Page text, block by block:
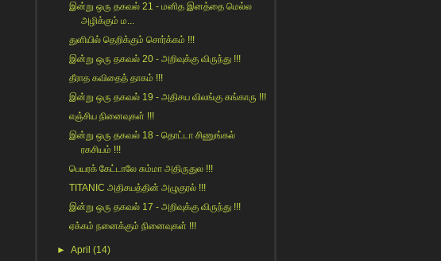
இன்று ஒரு தகவல் 21 - மனித இனத்தை மெல்ல
அழிக்கும் ம...
துளியில் தெறிக்கும் சொர்க்கம் !!!
இன்று ஒரு தகவல் 20 - அறிவுக்கு விருந்து !!!
தீராத கவிதைத் தாகம் !!!
இன்று ஒரு தகவல் 19 - அதிசய விலங்கு கங்காரு !!!
எஞ்சிய நினைவுகள் !!!
இன்று ஒரு தகவல் 18 - தொட்டா சிணுங்கல்
ரகசியம் !!!
பெயரக் கேட்டாலே சும்மா அதிருதுல !!!
TITANIC அதிசயத்தின் அழுகுரல் !!!
இன்று ஒரு தகவல் 17 - அறிவுக்கு விருந்து !!!
ஏக்கம் நனைக்கும் நினைவுகள் !!!
►April (14)